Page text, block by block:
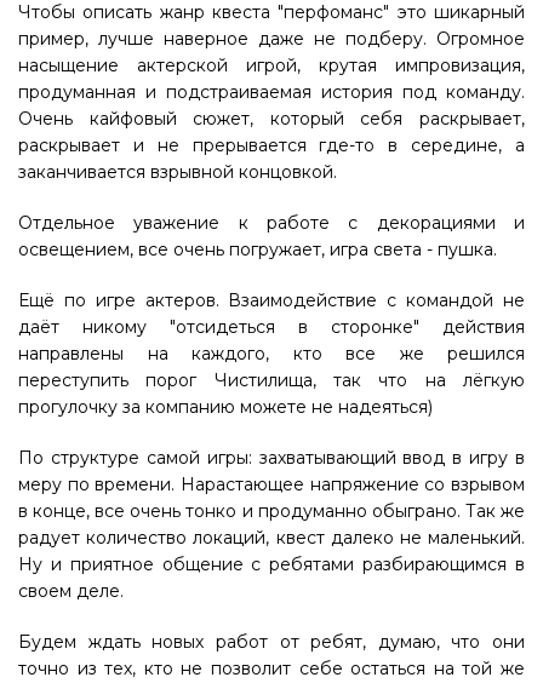
Чтобы описать жанр квеста "перфоманс" это шикарный
пример, лучше наверное даже не подберу. Огромное
насыщение актерской игрой, крутая импровизация,
продуманная и подстраиваемая история под команду.
Очень кайфовый сюжет, который себя раскрывает,
раскрывает и не прерывается где-то в середине, а
заканчивается взрывной концовкой.
Отдельное уважение к работе с декорациями и
освещением, все очень погружает, игра света - пушка.
Ещё по игре актеров. Взаимодействие с командой не
даёт никому "отсидеться в сторонке" действия
направлены на каждого, кто все же решился
переступить порог Чистилища, так что на лёгкую
прогулочку за компанию можете не надеяться)
По структуре самой игры: захватывающий ввод в игру в
меру по времени. Нарастающее напряжение со взрывом
в конце, все очень тонко и продуманно обыграно. Так же
радует количество локаций, квест далеко не маленький.
Ну и приятное общение с ребятами разбирающимся в
своем деле.
Будем ждать новых работ от ребят, думаю, что они
точно из тех, кто не позволит себе остаться на той же